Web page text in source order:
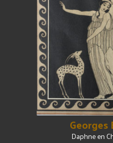
Georges
Daphne en